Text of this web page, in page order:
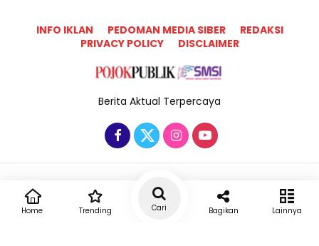
INFO IKLAN PEDOMAN MEDIA SIBER
REDAKSI
PRIVACY POLICY
DISCLAIMER
Berita Aktual Terpercaya
Copyright @2025 Pojok Publik All Rights Reserved
Home Trending Cari Bagikan Lainnya